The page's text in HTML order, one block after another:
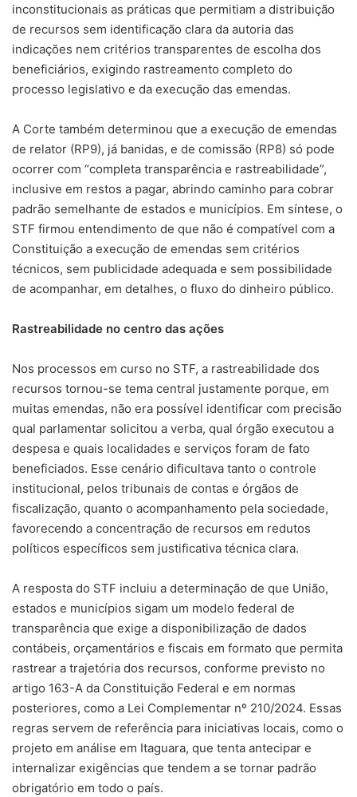
inconstitucionais as práticas que permitiam a distribuição
de recursos sem identificação clara da autoria das
indicações nem critérios transparentes de escolha dos
beneficiários, exigindo rastreamento completo do
processo legislativo e da execução das emendas.
A Corte também determinou que a execução de emendas
de relator (RP9), já banidas, e de comissão (RP8) só pode
ocorrer com “completa transparência e rastreabilidade”,
inclusive em restos a pagar, abrindo caminho para cobrar
padrão semelhante de estados e municípios. Em síntese, o
STF firmou entendimento de que não é compatível com a
Constituição a execução de emendas sem critérios
técnicos, sem publicidade adequada e sem possibilidade
de acompanhar, em detalhes, o fluxo do dinheiro público.
Rastreabilidade no centro das ações
Nos processos em curso no STF, a rastreabilidade dos
recursos tornou-se tema central justamente porque, em
muitas emendas, não era possível identificar com precisão
qual parlamentar solicitou a verba, qual órgão executou a
despesa e quais localidades e serviços foram de fato
beneficiados. Esse cenário dificultava tanto o controle
institucional, pelos tribunais de contas e órgãos de
fiscalização, quanto o acompanhamento pela sociedade,
favorecendo a concentração de recursos em redutos
políticos específicos sem justificativa técnica clara.
A resposta do STF incluiu a determinação de que União,
estados e municípios sigam um modelo federal de
transparência que exige a disponibilização de dados
contábeis, orçamentários e fiscais em formato que permita
rastrear a trajetória dos recursos, conforme previsto no
artigo 163-A da Constituição Federal e em normas
posteriores, como a Lei Complementar nº 210/2024. Essas
regras servem de referência para iniciativas locais, como o
projeto em análise em Itaguara, que tenta antecipar e
internalizar exigências que tendem a se tornar padrão
obrigatório em todo o país.